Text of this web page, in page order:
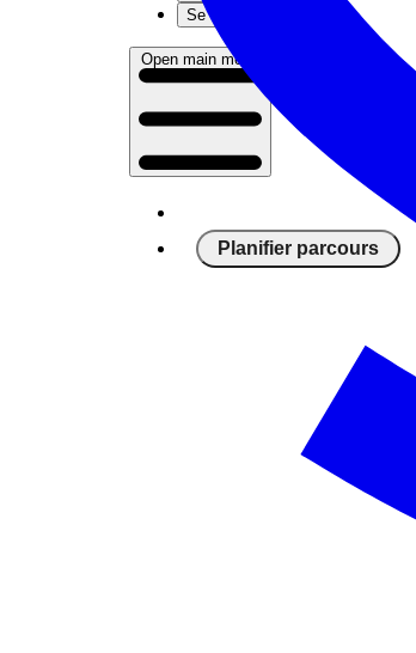
Se connecter
Open main menu
Planifier parcours